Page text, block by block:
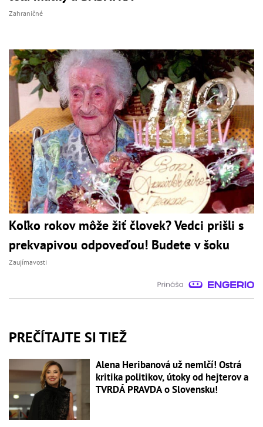
Zahraničné
Koľko rokov môže žiť človek? Vedci prišli s
prekvapivou odpoveďou! Budete v šoku
Zaujímavosti
PREČÍTAJTE SI TIEŽ
Alena Heribanová už nemlčí! Ostrá
kritika politikov, útoky od hejterov a
TVRDÁ PRAVDA o Slovensku!